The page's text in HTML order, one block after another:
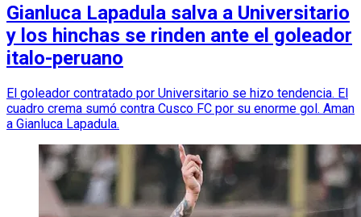
Gianluca Lapadula salva a Universitario
y los hinchas se rinden ante el goleador
italo-peruano
El goleador contratado por Universitario se hizo tendencia. El
cuadro crema sumó contra Cusco FC por su enorme gol. Aman
a Gianluca Lapadula.